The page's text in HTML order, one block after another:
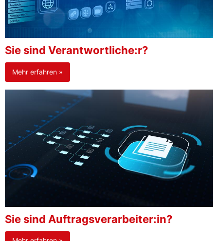
Sie sind Verantwortliche:r?
Mehr erfahren »
Sie sind Auftragsverarbeiter:in?